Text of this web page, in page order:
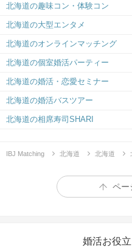
北海道の趣味コン・体験コン
北海道の大型エンタメ
北海道のオンラインマッチング
北海道の個室婚活パーティー
北海道の婚活・恋愛セミナー
北海道の婚活バスツアー
北海道の相席寿司SHARI
IBJ Matching 北海道 北海道
ペー
婚活お役